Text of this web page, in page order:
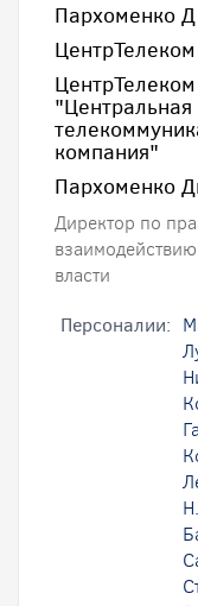
Пархоменко
ЦентрТелеком
"Центральная
компания"
Пархоменко
Директор по
власти
Персоналии: